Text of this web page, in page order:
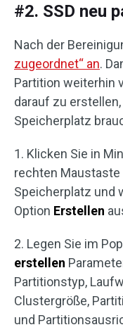
#2. SSD neu
Nach der
zugeordnet“ an.
Partition weiterhin
darauf zu
Speicherplatz
1. Klicken Sie in
rechten
Speicherplatz und
Option Erstellen
2. Legen Sie im
erstellen
Partitionstyp,
Clustergröße,
und